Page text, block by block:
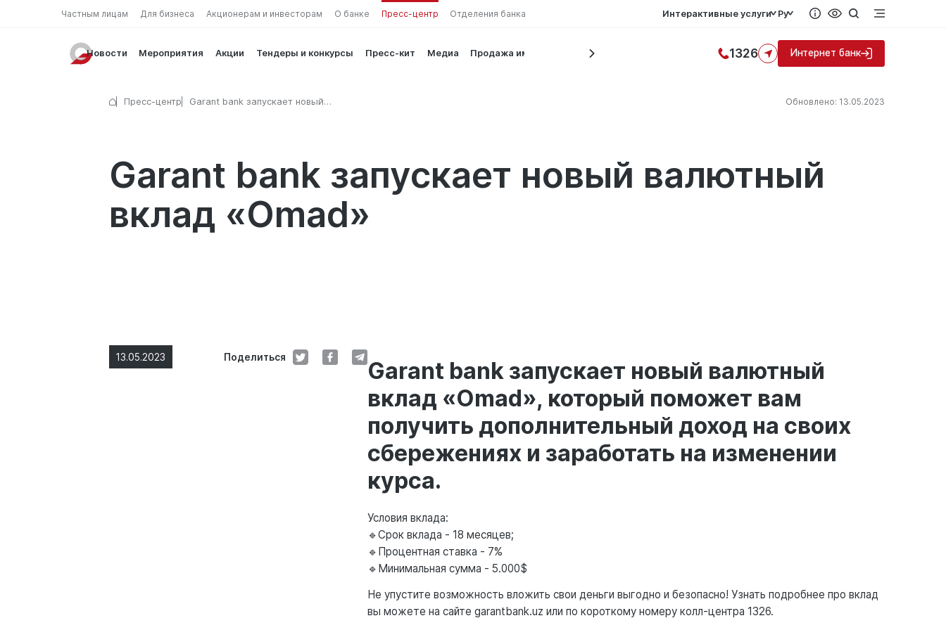
Частным лицам Для бизнеса Акционерам и инвесторам О банке Пресс-центр Отделения банка Интерактивные услуги Ру
Новости Мероприятия Акции Тендеры и конкурсы Пресс-кит Медиа Продажа имущества 1326 Интернет банк
Пресс-центр
Garant bank запускает новый
Обновлено: 13.05.2023
Garant bank запускает новый валютный
вклад «Omad»
13.05.2023 Поделиться
Garant bank запускает новый валютный
вклад «Omad», который поможет вам
получить дополнительный доход на своих
сбережениях и заработать на изменении
курса.
Условия вклада:
🔹Срок вклада - 18 месяцев;
🔹Процентная ставка - 7%
🔹Минимальная сумма - 5.000$
Не упустите возможность вложить свои деньги выгодно и безопасно! Узнать подробнее про вклад
вы можете на сайте garantbank.uz или по короткому номеру колл-центра 1326.